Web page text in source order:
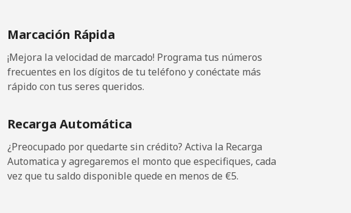
24 min por ⁦€10⁩
1111 min por ⁦€10⁩
Marcación Rápida
¡Mejora la velocidad de marcado! Programa tus números
frecuentes en los dígitos de tu teléfono y conéctate más
rápido con tus seres queridos.
Recarga Automática
¿Preocupado por quedarte sin crédito? Activa la Recarga
Automatica y agregaremos el monto que especifiques, cada
vez que tu saldo disponible quede en menos de ⁦€5⁩.